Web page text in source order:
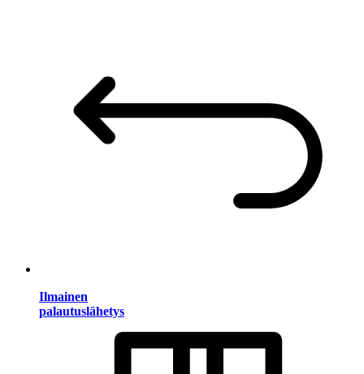
Ilmainen
palautuslähetys